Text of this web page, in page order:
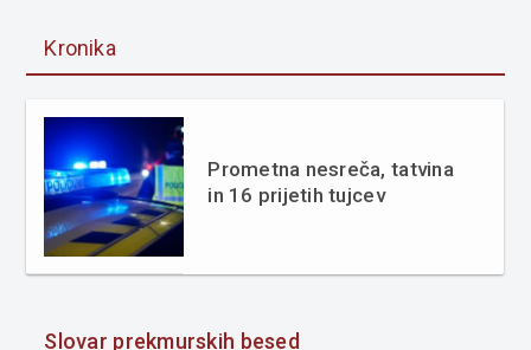
Kronika
Prometna nesreča, tatvina
in 16 prijetih tujcev
Slovar prekmurskih besed